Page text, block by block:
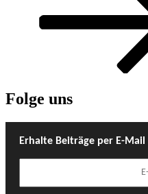
Folge uns
Erhalte Beiträge per E-Mail